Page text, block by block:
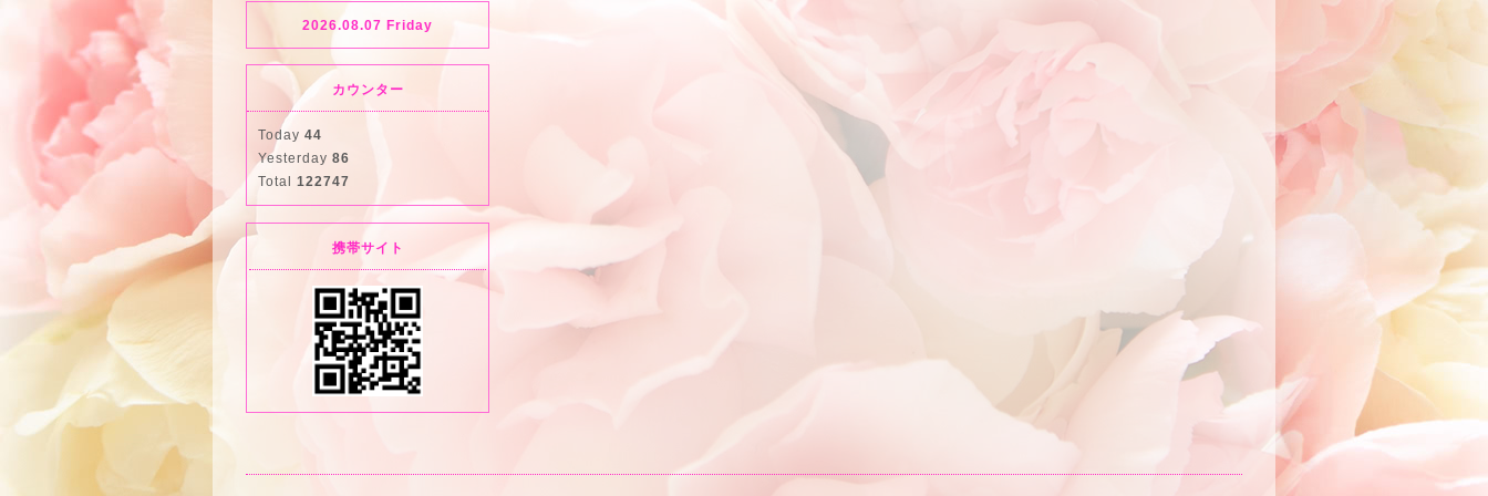
2026.08.07 Friday
カウンター
Today 44
Yesterday 86
Total 122747
携帯サイト